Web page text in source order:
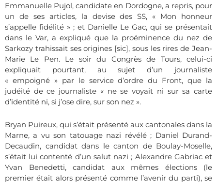
Emmanuelle Pujol, candidate en Dordogne, a repris, pour
un de ses articles, la devise des SS, « Mon honneur
s’appelle fidélité » ; et Danielle Le Gac, qui se présentait
dans le Var, a expliqué que la proéminence du nez de
Sarkozy trahissait ses origines [sic], sous les rires de Jean-
Marie Le Pen. Le soir du Congrès de Tours, celui-ci
expliquait pourtant, au sujet d’un journaliste
« empoigné » par le service d’ordre du Front, que la
judéité de ce journaliste « ne se voyait ni sur sa carte
d’identité ni, si j’ose dire, sur son nez ».
Bryan Puireux, qui s’était présenté aux cantonales dans la
Marne, a vu son tatouage nazi révélé ; Daniel Durand-
Decaudin, candidat dans le canton de Boulay-Moselle,
s’était lui contenté d’un salut nazi ; Alexandre Gabriac et
Yvan Benedetti, candidat aux mêmes élections (le
premier était alors présenté comme l’avenir du parti), se